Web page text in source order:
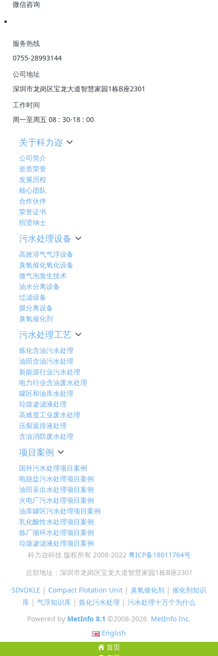
微信咨询
服务热线
0755-28993144
公司地址
深圳市龙岗区宝龙大道智慧家园1栋B座2301
工作时间
周一至周五 08 : 30-18 : 00
关于科力迩
公司简介
资质荣誉
发展历程
核心团队
合作伙伴
荣誉证书
招贤纳士
污水处理设备
高效溶气气浮设备
臭氧催化氧化设备
微气泡发生技术
油水分离设备
过滤设备
膜分离设备
臭氧催化剂
污水处理工艺
炼化含油污水处理
油田含油污水处理
新能源行业污水处理
电力行业含油废水处理
罐区和油库水处理
垃圾渗滤液处理
高难度工业废水处理
压裂返排液处理
含油消防废水处理
项目案例
国外污水处理项目案例
电脱盐污水处理项目案例
油田采出水处理项目案例
火电厂污水处理项目案例
油库罐区污水处理项目案例
乳化酸性水处理项目案例
炼厂循环水处理项目案例
垃圾渗滤液处理项目案例
科力迩科技 版权所有 2008-2022 粤ICP备18011764号
总部地址：深圳市龙岗区宝龙大道智慧家园1栋B座2301
SINOKLE | Compact Flotation Unit | 臭氧催化剂 | 催化剂知识
库 | 气浮知识库 | 炼化污水处理 | 污水处理十万个为什么
Powered by MetInfo 8.1 ©2008-2026 MetInfo Inc.
English
首页